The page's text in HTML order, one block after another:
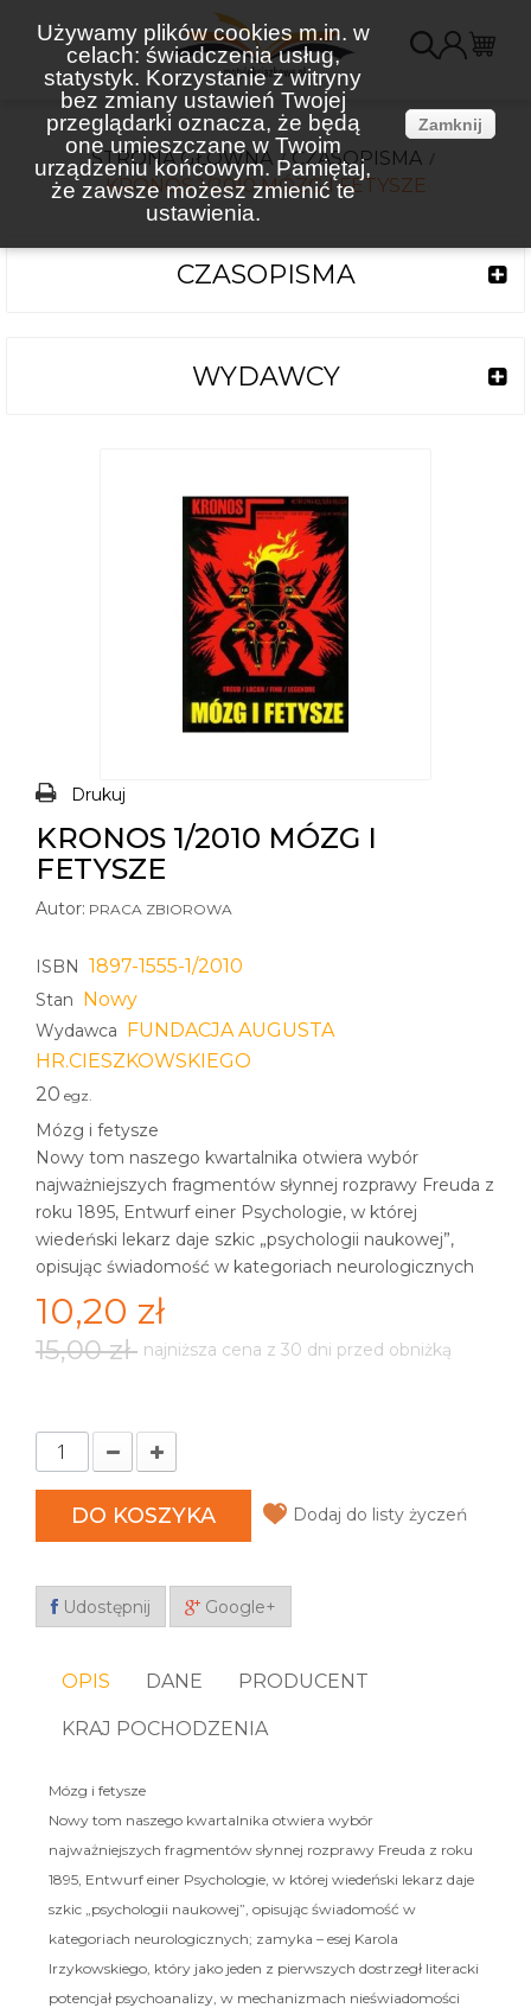
Używamy plików cookies m.in. w
celach: świadczenia usług,
statystyk. Korzystanie z witryny
bez zmiany ustawień Twojej
przeglądarki oznacza, że będą
one umieszczane w Twoim
urządzeniu końcowym. Pamiętaj,
że zawsze możesz zmienić te
ustawienia.
Zamknij
STRONA GŁÓWNA
CZASOPISMA
KRONOS 1/2010 MÓZG I FETYSZE
CZASOPISMA
WYDAWCY
Drukuj
KRONOS 1/2010 MÓZG I
FETYSZE
Autor: PRACA ZBIOROWA
ISBN 1897-1555-1/2010
Stan Nowy
Wydawca FUNDACJA AUGUSTA
HR.CIESZKOWSKIEGO
20 egz.
Mózg i fetysze
Nowy tom naszego kwartalnika otwiera wybór
najważniejszych fragmentów słynnej rozprawy Freuda z
roku 1895, Entwurf einer Psychologie, w której
wiedeński lekarz daje szkic „psychologii naukowej”,
opisując świadomość w kategoriach neurologicznych
10,20 zł
15,00 zł najniższa cena z 30 dni przed obniżką
DO KOSZYKA Dodaj do listy życzeń
Udostępnij Google+
OPIS DANE PRODUCENT
KRAJ POCHODZENIA
Mózg i fetysze
Nowy tom naszego kwartalnika otwiera wybór
najważniejszych fragmentów słynnej rozprawy Freuda z roku
1895, Entwurf einer Psychologie, w której wiedeński lekarz daje
szkic „psychologii naukowej”, opisując świadomość w
kategoriach neurologicznych; zamyka – esej Karola
Irzykowskiego, który jako jeden z pierwszych dostrzegł literacki
potencjał psychoanalizy, w mechanizmach nieświadomości